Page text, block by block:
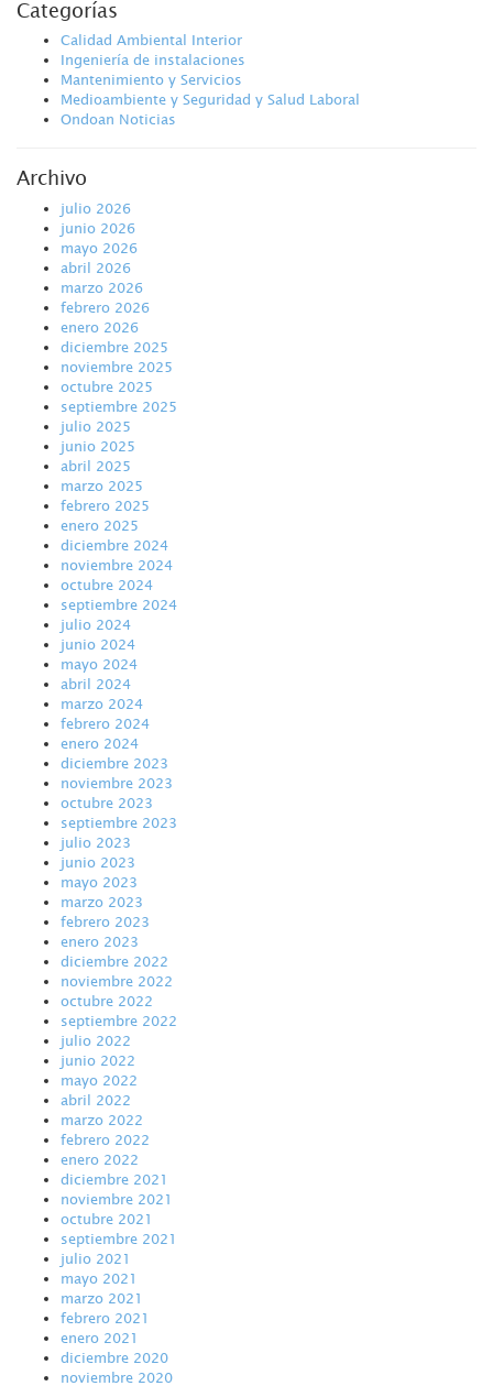
Categorías
Calidad Ambiental Interior
Ingeniería de instalaciones
Mantenimiento y Servicios
Medioambiente y Seguridad y Salud Laboral
Ondoan Noticias
Archivo
julio 2026
junio 2026
mayo 2026
abril 2026
marzo 2026
febrero 2026
enero 2026
diciembre 2025
noviembre 2025
octubre 2025
septiembre 2025
julio 2025
junio 2025
abril 2025
marzo 2025
febrero 2025
enero 2025
diciembre 2024
noviembre 2024
octubre 2024
septiembre 2024
julio 2024
junio 2024
mayo 2024
abril 2024
marzo 2024
febrero 2024
enero 2024
diciembre 2023
noviembre 2023
octubre 2023
septiembre 2023
julio 2023
junio 2023
mayo 2023
marzo 2023
febrero 2023
enero 2023
diciembre 2022
noviembre 2022
octubre 2022
septiembre 2022
julio 2022
junio 2022
mayo 2022
abril 2022
marzo 2022
febrero 2022
enero 2022
diciembre 2021
noviembre 2021
octubre 2021
septiembre 2021
julio 2021
mayo 2021
marzo 2021
febrero 2021
enero 2021
diciembre 2020
noviembre 2020